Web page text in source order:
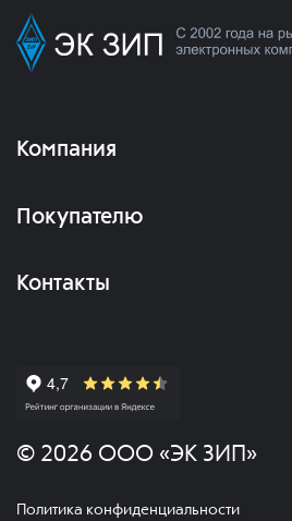
Компания
Покупателю
Контакты
© 2026 ООО «ЭК ЗИП»
Политика конфиденциальности